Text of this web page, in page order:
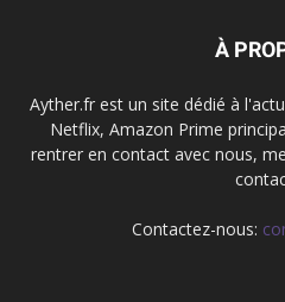
À
Ayther.fr est un site dédié à
Netflix, Amazon Prime
rentrer en contact avec nous,
Contactez-nous: